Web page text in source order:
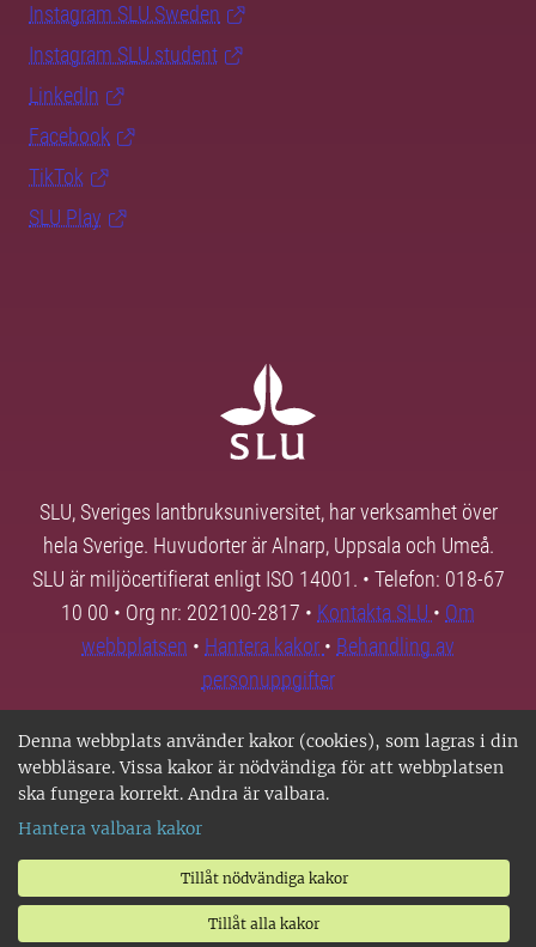
Denna webbplats använder kakor (cookies), som lagras i din
webbläsare. Vissa kakor är nödvändiga för att webbplatsen
ska fungera korrekt. Andra är valbara.
Hantera valbara kakor
Tillåt nödvändiga kakor
Tillåt alla kakor
Instagram SLU.Sweden
Instagram SLU.student
LinkedIn
Facebook
TikTok
SLU Play
SLU, Sveriges lantbruksuniversitet, har verksamhet över
hela Sverige. Huvudorter är Alnarp, Uppsala och Umeå.
SLU är miljöcertifierat enligt ISO 14001. • Telefon: 018-67
10 00 • Org nr: 202100-2817 • Kontakta SLU • Om
webbplatsen • Hantera kakor • Behandling av
personuppgifter